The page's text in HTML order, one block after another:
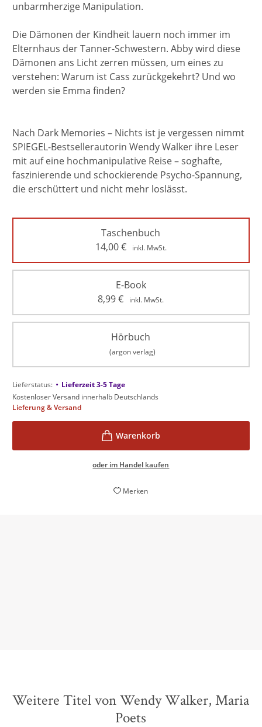
unbarmherzige Manipulation.
Die Dämonen der Kindheit lauern noch immer im
Elternhaus der Tanner-Schwestern. Abby wird diese
Dämonen ans Licht zerren müssen, um eines zu
verstehen: Warum ist Cass zurückgekehrt? Und wo
werden sie Emma finden?
Nach Dark Memories – Nichts ist je vergessen nimmt
SPIEGEL-Bestsellerautorin Wendy Walker ihre Leser
mit auf eine hochmanipulative Reise – soghafte,
faszinierende und schockierende Psycho-Spannung,
die erschüttert und nicht mehr loslässt.
Taschenbuch
14,00€ inkl. MwSt.
E-Book
8,99€ inkl. MwSt.
Hörbuch
(argon verlag)
Lieferstatus: • Lieferzeit 3-5 Tage
Kostenloser Versand innerhalb Deutschlands
Lieferung & Versand
oder im Handel kaufen
Merken
Weitere Titel von Wendy Walker, Maria
Poets